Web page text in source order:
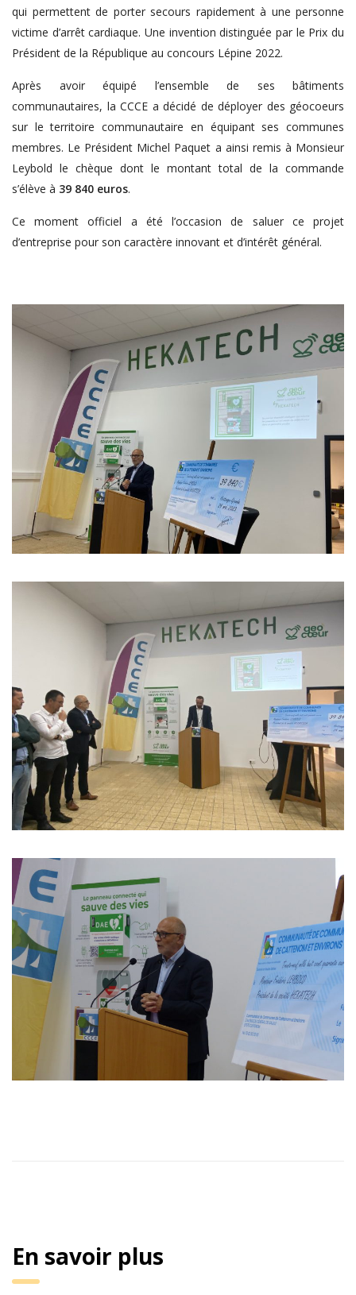
qui permettent de porter secours rapidement à une personne
victime d’arrêt cardiaque. Une invention distinguée par le Prix du
Président de la République au concours Lépine 2022.
Après avoir équipé l’ensemble de ses bâtiments
communautaires, la CCCE a décidé de déployer des géocoeurs
sur le territoire communautaire en équipant ses communes
membres. Le Président Michel Paquet a ainsi remis à Monsieur
Leybold le chèque dont le montant total de la commande
s’élève à 39 840 euros.
Ce moment officiel a été l’occasion de saluer ce projet
d’entreprise pour son caractère innovant et d’intérêt général.
En savoir plus